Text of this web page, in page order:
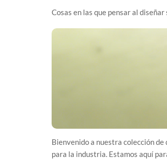
Cosas en las que pensar al
Bienvenido a nuestra colección
para la industria. Estamos aquí